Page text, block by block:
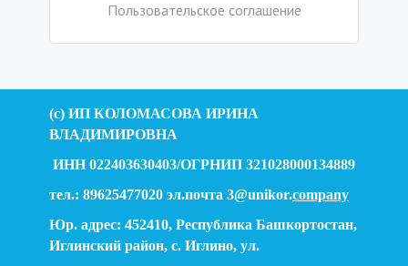
Пользовательское соглашение
(c) ИП КОЛОМАСОВА ИРИНА
ВЛАДИМИРОВНА
ИНН 022403630403/ОГРНИП 321028000134889
тел.: 89625477020 эл.почта 3@unikor.company
Юр. адрес: 452410, Республика Башкортостан,
Иглинский район, с. Иглино, ул.